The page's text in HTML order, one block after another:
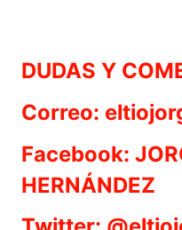
DUDAS Y
Correo:
Facebook:
HERNÁNDEZ